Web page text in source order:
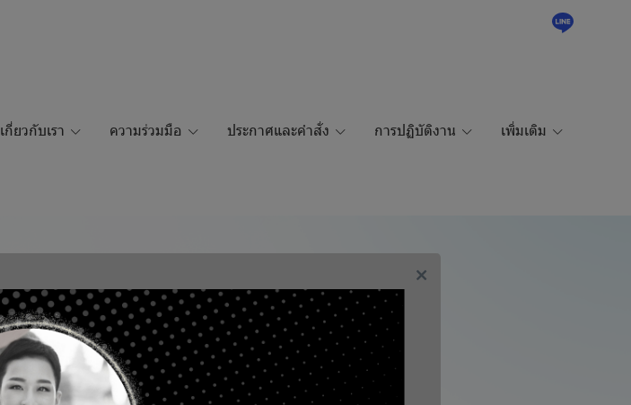
เกี่ยวกับเรา ความร่วมมือ ประกาศและคำสั่ง การปฏิบัติงาน เพิ่มเติม